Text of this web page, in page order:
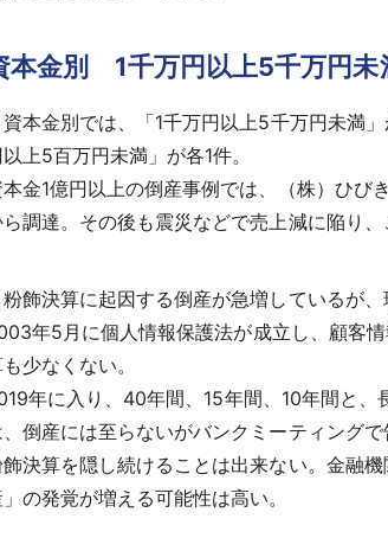
本金別 1千万円以上5千万円未
本金別では、「1千万円以上5千万円未満
上5百万円未満」が各1件。
本金1億円以上の倒産事例では、（株）ひ
調達。その後も震災などで売上減に陥り
飾決算に起因する倒産が急増しているが、
年5月に個人情報保護法が成立し、顧客
少なくない。
年に入り、40年間、15年間、10年間と
、倒産には至らないがバンクミーティング
決算を隠し続けることは出来ない。金融
の発覚が増える可能性は高い。